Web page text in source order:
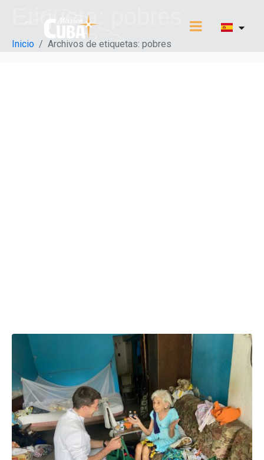
Etiqueta:
Inicio Archivos de etiquetas: pobres